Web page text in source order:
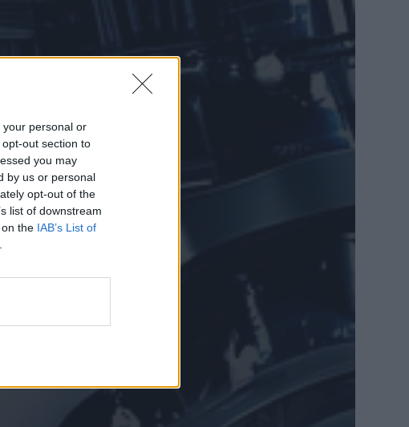
personal or
out section to
you may
by us or personal
opt-out of the
list of downstream
the IAB’s List of